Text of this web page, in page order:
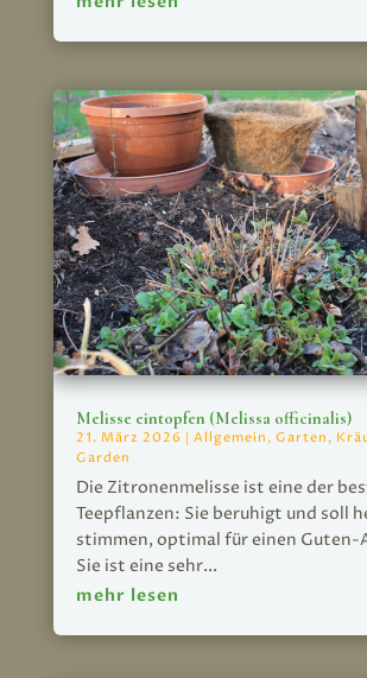
Melisse eintopfen (Melissa officinalis)
21. März 2026 | Allgemein , Garten ,
Garden
Die Zitronenmelisse ist eine der
Teepflanzen: Sie beruhigt und soll
stimmen, optimal für einen Guten-
Sie ist eine sehr...
mehr lesen